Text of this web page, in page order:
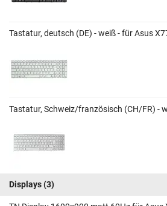
Tastatur, deutsch (DE) - weiß - für Asus
Tastatur, Schweiz/französisch (CH/FR) -
Displays(3)